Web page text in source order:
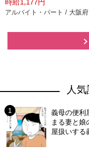
時給1,177円
アルバイト・パート / 大阪府
人
義母の便利
まる妻と娘
屋扱いする